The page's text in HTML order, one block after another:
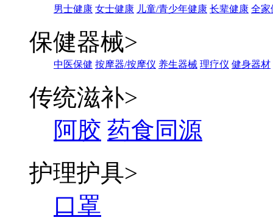
男士健康 女士健康 儿童/青少年健康 长辈健康 全家
保健器械>
中医保健 按摩器/按摩仪 养生器械 理疗仪 健身器材
传统滋补>
阿胶 药食同源
护理护具>
口罩